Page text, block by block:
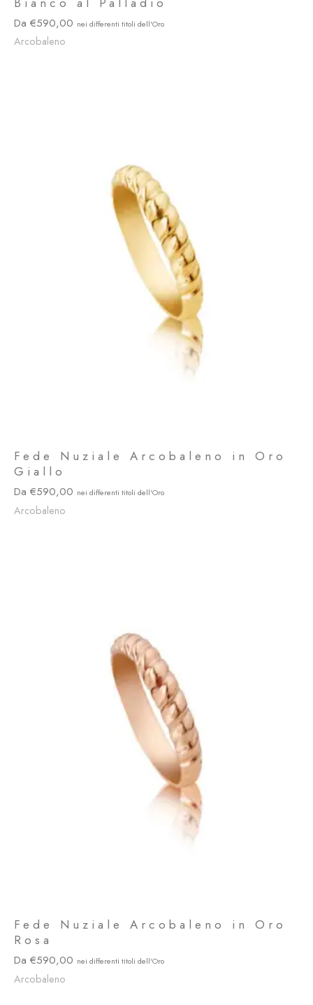
590,00
Arcobaleno
Fede Nuziale Arcobaleno in Oro
Giallo
590,00
Arcobaleno
Fede Nuziale Arcobaleno in Oro
Rosa
590,00
Arcobaleno